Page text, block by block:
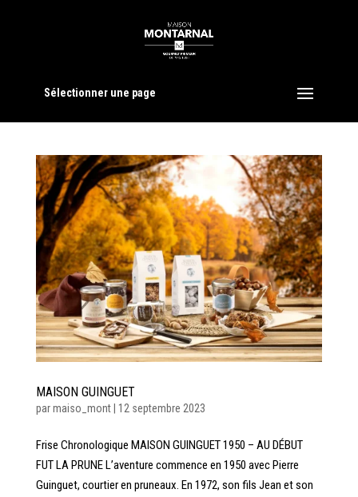
Sélectionner une page
MAISON GUINGUET
parmaiso_mont| 12 septembre 2023
Frise Chronologique MAISON GUINGUET 1950 – AU DÉBUT
FUT LA PRUNE L’aventure commence en 1950 avec Pierre
Guinguet, courtier en pruneaux. En 1972, son fils Jean et son